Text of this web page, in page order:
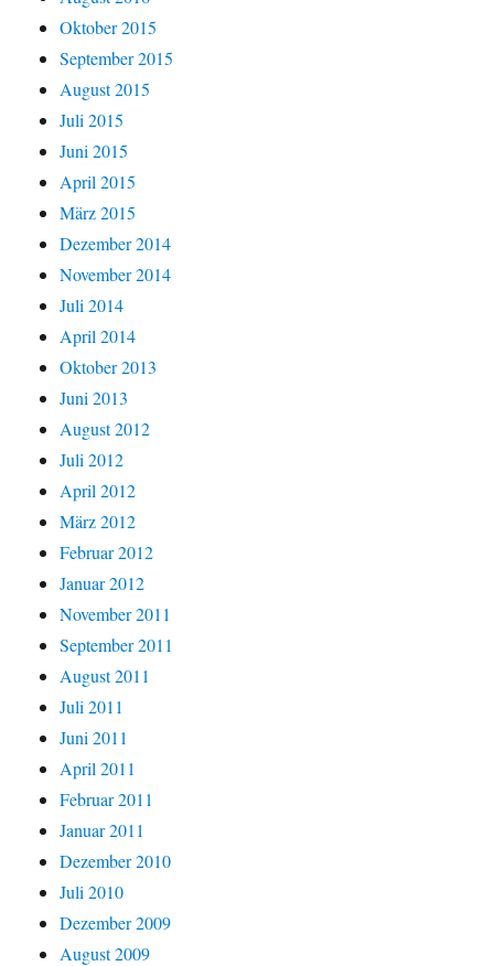
Oktober 2015
September 2015
August 2015
Juli 2015
Juni 2015
April 2015
März 2015
Dezember 2014
November 2014
Juli 2014
April 2014
Oktober 2013
Juni 2013
August 2012
Juli 2012
April 2012
März 2012
Februar 2012
Januar 2012
November 2011
September 2011
August 2011
Juli 2011
Juni 2011
April 2011
Februar 2011
Januar 2011
Dezember 2010
Juli 2010
Dezember 2009
August 2009